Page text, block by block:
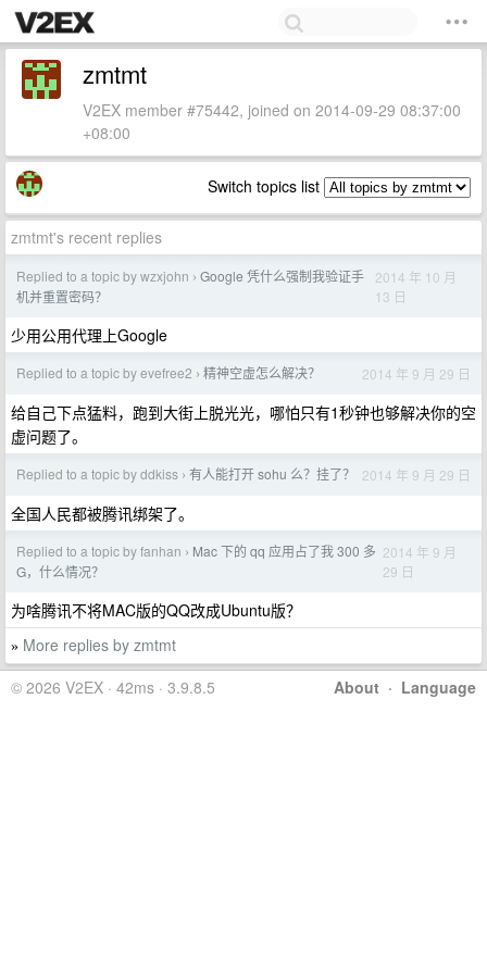
zmtmt
V2EX member #75442, joined on 2014-09-29 08:37:00
+08:00
Switch topics list
zmtmt's recent replies
Replied to a topic by wzxjohn › Google 凭什么强制我验证手
机并重置密码？
2014 年 10 月
13 日
少用公用代理上Google
Replied to a topic by evefree2 › 精神空虚怎么解决？ 2014 年 9 月 29 日
给自己下点猛料，跑到大街上脱光光，哪怕只有1秒钟也够解决你的空
虚问题了。
Replied to a topic by ddkiss › 有人能打开 sohu 么？挂了？ 2014 年 9 月 29 日
全国人民都被腾讯绑架了。
Replied to a topic by fanhan › Mac 下的 qq 应用占了我 300 多
G，什么情况？
2014 年 9 月
29 日
为啥腾讯不将MAC版的QQ改成Ubuntu版？
» More replies by zmtmt
About · Language
© 2026 V2EX · 42ms · 3.9.8.5